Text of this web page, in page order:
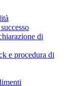
di
e procedura di